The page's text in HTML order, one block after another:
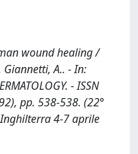
wound healing /
Giannetti, A.. - In:
- ISSN
pp. 538-538. (22°
4-7 aprile